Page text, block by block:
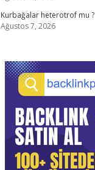
Kurbağalar heterotrof mu ?
Ağustos 7, 2026